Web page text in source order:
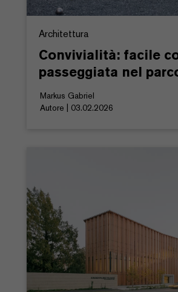
Architettura
Convivialità: facile
passeggiata nel
Markus Gabriel
Autore | 03.02.2026